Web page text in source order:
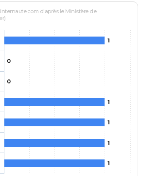
d'après le Ministère de
1
0
0
1
1
1
1